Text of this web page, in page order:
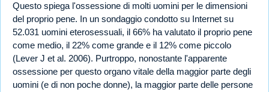
Questo spiega l'ossessione di molti uomini per le dimensioni
del proprio pene. In un sondaggio condotto su Internet su
52.031 uomini eterosessuali, il 66% ha valutato il proprio pene
come medio, il 22% come grande e il 12% come piccolo
(Lever J et al. 2006). Purtroppo, nonostante l'apparente
ossessione per questo organo vitale della maggior parte degli
uomini (e di non poche donne), la maggior parte delle persone